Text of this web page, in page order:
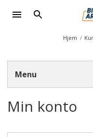
Hjem
Menu
Min konto